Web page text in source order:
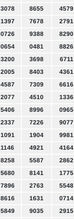
3078 8655 4579
1397 7678 2791
0726 9388 8290
0654 0481 8826
3200 3698 6711
2005 8403 4361
4587 7309 6616
2077 4510 1336
5406 8996 0965
2337 7226 9077
1091 1904 9981
1146 4921 4164
8258 5587 2862
5680 8141 1775
7896 2763 5548
8616 1631 0714
5849 9035 2915